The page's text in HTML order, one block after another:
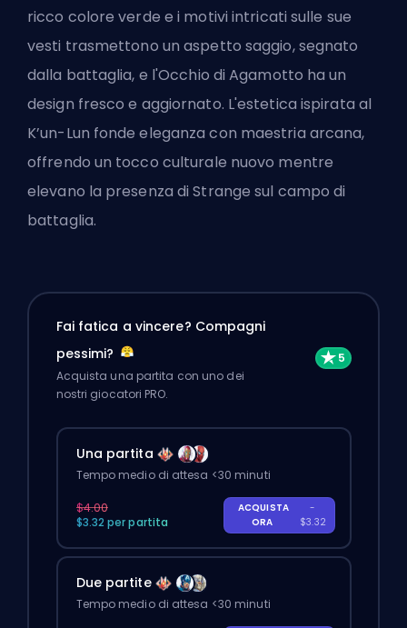
ricco colore verde e i motivi intricati sulle sue
vesti trasmettono un aspetto saggio, segnato
dalla battaglia, e l'Occhio di Agamotto ha un
design fresco e aggiornato. L'estetica ispirata al
K’un-Lun fonde eleganza con maestria arcana,
offrendo un tocco culturale nuovo mentre
elevano la presenza di Strange sul campo di
battaglia.
Fai fatica a vincere? Compagni
pessimi?
Acquista una partita con uno dei
nostri giocatori PRO.
Una partita
Tempo medio di attesa <30 minuti
$4.00
$3.32 per partita
ACQUISTA
ORA
-
$3.32
Due partite
Tempo medio di attesa <30 minuti